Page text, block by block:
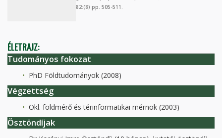
82:(8) pp. 505-511.
ÉLETRAJZ:
Tudományos fokozat
PhD Földtudományok (2008)
Végzettség
Okl. földmérő és térinformatikai mérnök (2003)
Ösztöndíjak